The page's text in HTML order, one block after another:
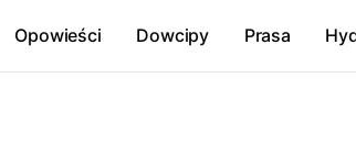
Opowieści Dowcipy Prasa